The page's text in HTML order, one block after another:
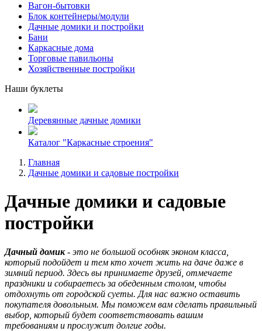
Вагон-бытовки
Блок контейнеры/модули
Дачные домики и постройки
Бани
Каркасные дома
Торговые павильоны
Хозяйственные постройки
Наши буклеты
Деревянные дачные домики
Каталог "Каркасные строения"
Главная
Дачные домики и садовые постройки
Дачные домики и садовые
постройки
Дачный домик- это не большой особняк эконом класса,
который подойдет и тем кто хочет жить на даче даже в
зимний период. Здесь вы принимаете друзей, отмечаете
праздники и собираетесь за обеденным столом, чтобы
отдохнуть от городской суеты. Для нас важно оставить
покупателя довольным. Мы поможем вам сделать правильный
выбор, который будет соответствовать вашим
требованиям и прослужит долгие годы.